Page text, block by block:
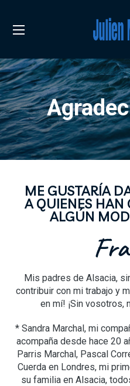
ME GUSTARÍA
A QUIENES HAN
ALGÚN
Mis padres de Alsacia,
contribuir con mi trabajo y
en mí! ¡Sin vosotros,
* Sandra Marchal, mi
acompaña desde hace 20
Parris Marchal, Pascal
Cuerda en Londres, mi
su familia en Alsacia,